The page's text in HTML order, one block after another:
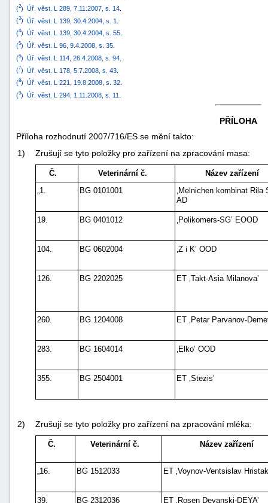
(2) Úř. věst. L 289, 7.11.2007, s. 14
(3) Úř. věst. L 139, 30.4.2004, s. 1
(4) Úř. věst. L 139, 30.4.2004, s. 55
(5) Úř. věst. L 96, 9.4.2008, s. 35
(6) Úř. věst. L 114, 26.4.2008, s. 94
(7) Úř. věst. L 178, 5.7.2008, s. 43
(8) Úř. věst. L 221, 19.8.2008, s. 32
(9) Úř. věst. L 294, 1.11.2008, s. 11
PŘÍLOHA
Příloha rozhodnutí 2007/716/ES se mění takto:
1)
Zrušují se tyto položky pro zařízení na zpracování masa:
Č. Veterinární č. Název zařízení
„1. BG 0101001
‚Melnichen kombinat Rila
AD
19. BG 0401012 ‚Polikomers-SG’ EOOD
104. BG 0602004 ‚Z i K’ OOD
126. BG 2202025 ET ‚Takt-Asia Milanova’
260. BG 1204008 ET ‚Petar Parvanov-
283. BG 1604014 ‚Elko’ OOD
355. BG 2504001 ET ‚Stezis’
2) Zrušují se tyto položky pro zařízení na zpracování mléka:
Č. Veterinární č. Název zařízení
„16. BG 1512033 ET ‚Voynov-Ventsislav
39. BG 2312036 ET ‚Rosen Deyanski-DEYA’